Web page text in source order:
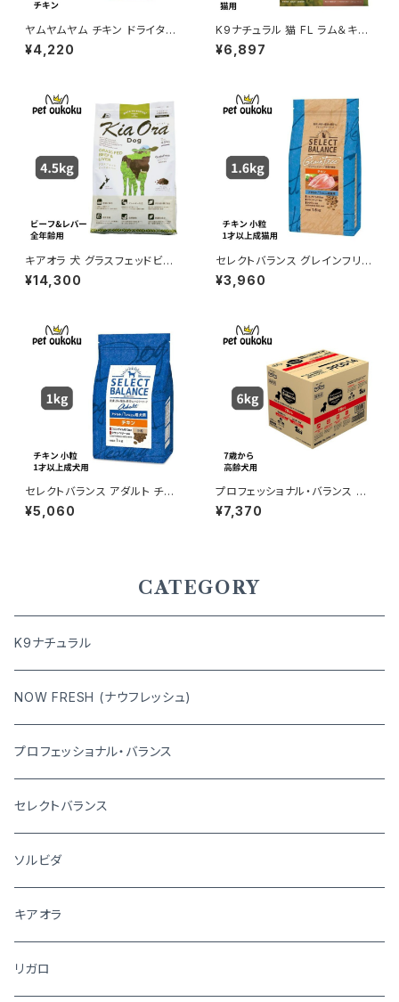
ヤムヤムヤム チキン ドライタイ
プ 1.3kg yum yum yum ! 45
71245859327
¥4,220
K9ナチュラル 猫 FL ラム＆キン
グサーモン・フィースト 320g
¥6,897
キアオラ 犬 グラスフェッドビー
フ＆レバー 4.5kg
¥14,300
セレクトバランス グレインフリー
猫 アダルト チキン 1.6kg キャッ
トフード
¥3,960
セレクトバランス アダルト チキ
ン 小粒 1才以上の成犬用 3kg
¥5,060
プロフェッショナル・バランス 7
歳から高齢犬用 6kg
¥7,370
CATEGORY
K9ナチュラル
NOW FRESH (ナウフレッシュ)
プロフェッショナル・バランス
セレクトバランス
ソルビダ
キアオラ
リガロ